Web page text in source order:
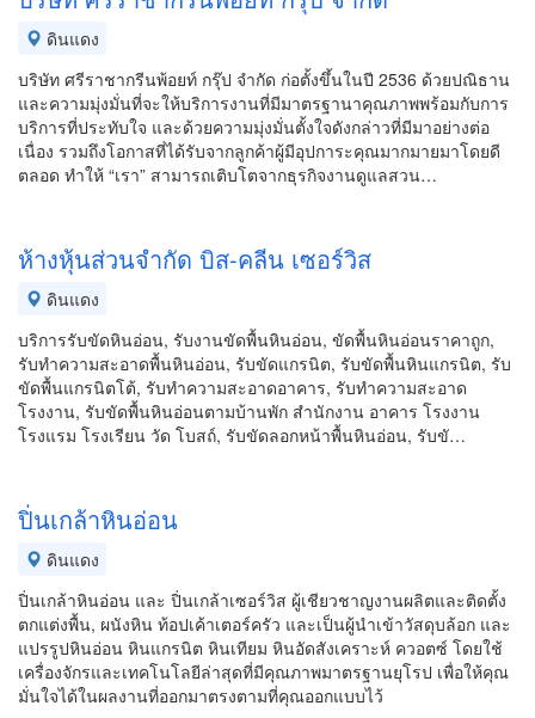
ดินแดง
บริษัท ศรีราชากรีนพ้อยท์ กรุ๊ป จำกัด ก่อตั้งขึ้นในปี 2536 ด้วยปณิธาน
และความมุ่งมั่นที่จะให้บริการงานที่มีมาตรฐานาคุณภาพพร้อมกับการ
บริการที่ประทับใจ และด้วยความมุ่งมั่นตั้งใจดังกล่าวที่มีมาอย่างต่อ
เนื่อง รวมถึงโอกาสที่ได้รับจากลูกค้าผู้มีอุปการะคุณมากมายมาโดยดี
ตลอด ทำให้ “เรา” สามารถเติบโตจากธุรกิจงานดูแลสวน…
ห้างหุ้นส่วนจำกัด บิส-คลีน เซอร์วิส
ดินแดง
บริการรับขัดหินอ่อน, รับงานขัดพื้นหินอ่อน, ขัดพื้นหินอ่อนราคาถูก,
รับทำความสะอาดพื้นหินอ่อน, รับขัดแกรนิต, รับขัดพื้นหินแกรนิต, รับ
ขัดพื้นแกรนิตโต้, รับทำความสะอาดอาคาร, รับทำความสะอาด
โรงงาน, รับขัดพื้นหินอ่อนตามบ้านพัก สำนักงาน อาคาร โรงงาน
โรงแรม โรงเรียน วัด โบสถ์, รับขัดลอกหน้าพื้นหินอ่อน, รับขั…
ปิ่นเกล้าหินอ่อน
ดินแดง
ปิ่นเกล้าหินอ่อน และ ปิ่นเกล้าเซอร์วิส ผู้เชียวชาญงานผลิตและติดตั้ง
ตกแต่งพื้น, ผนังหิน ท้อปเค้าเตอร์ครัว และเป็นผู้นำเข้าวัสดุบล้อก และ
แปรรูปหินอ่อน หินแกรนิต หินเทียม หินอัดสังเคราะห์ ควอตซ์ โดยใช้
เครื่องจักรและเทคโนโลยีล่าสุดที่มีคุณภาพมาตรฐานยุโรป เพื่อให้คุณ
มั่นใจได้ในผลงานที่ออกมาตรงตามที่คุณออกแบบไว้